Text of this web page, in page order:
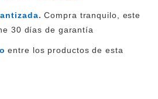
Compra tranquilo, este
30 días de garantía
entre los productos de esta